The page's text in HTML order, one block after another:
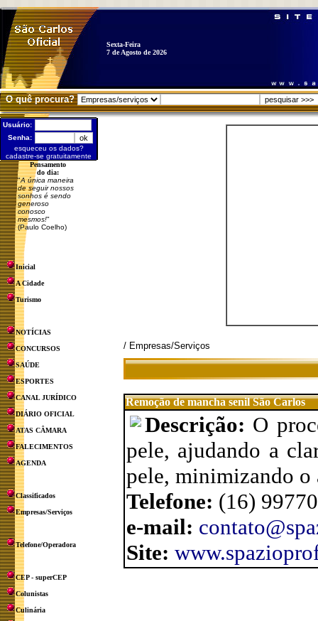
Sexta-Feira
7 de Agosto de 2026
O quê procura?
Usuário:
Senha:
esqueceu os dados?
cadastre-se gratuitamente
Pensamento
do dia:
"A única maneira
de seguir nossos
sonhos é sendo
generoso
conosco
mesmos!"
(Paulo Coelho)
Inicial
A Cidade
Turismo
NOTÍCIAS
CONCURSOS
SAÚDE
ESPORTES
CANAL JURÍDICO
DIÁRIO OFICIAL
ATAS CÂMARA
FALECIMENTOS
AGENDA
Classificados
Empresas/Serviços
Telefone/Operadora
CEP - superCEP
Colunistas
Culinária
/ Empresas/Serviços
Remoção de mancha senil São Carlos
Descrição: O
pele, ajudando a
pele, minimizando o
Telefone: (16)
e-mail:
Site: